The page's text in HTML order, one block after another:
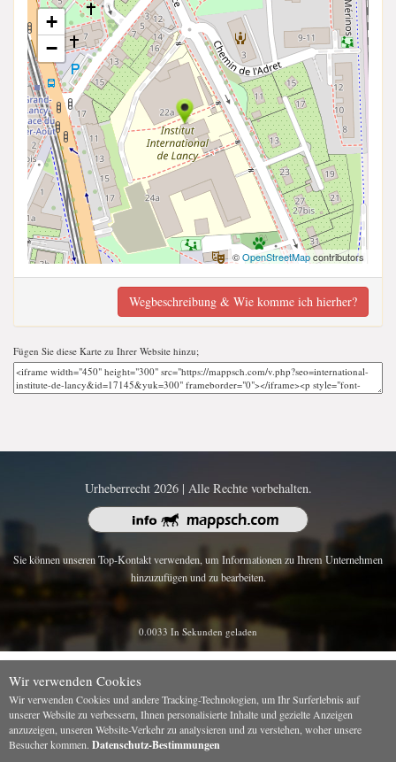
+
−
©OpenStreetMapcontributors
Wegbeschreibung & Wie komme ich hierher?
Fügen Sie diese Karte zu Ihrer Website hinzu;
Urheberrecht 2026 | Alle Rechte vorbehalten.
Sie können unseren Top-Kontakt verwenden, um Informationen zu Ihrem Unternehmen
hinzuzufügen und zu bearbeiten.
0.0033 In Sekunden geladen
Wir verwenden Cookies
Wir verwenden Cookies und andere Tracking-Technologien, um Ihr Surferlebnis auf
unserer Website zu verbessern, Ihnen personalisierte Inhalte und gezielte Anzeigen
anzuzeigen, unseren Website-Verkehr zu analysieren und zu verstehen, woher unsere
Besucher kommen. Datenschutz-Bestimmungen